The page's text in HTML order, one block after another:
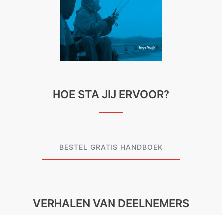
HOE STA JIJ ERVOOR?
BESTEL GRATIS HANDBOEK
VERHALEN VAN DEELNEMERS